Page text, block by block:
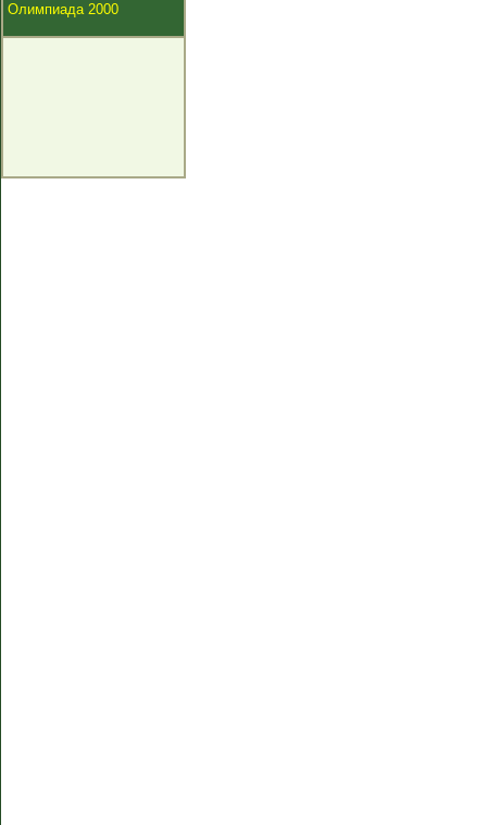
Олимпиада 2000